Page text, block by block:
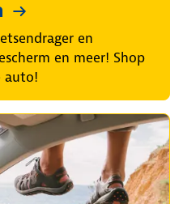
en
en meer! Shop
auto!